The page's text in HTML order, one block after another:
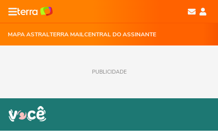
MAPA ASTRALTERRA MAILCENTRAL DO ASSINANTE
PUBLICIDADE